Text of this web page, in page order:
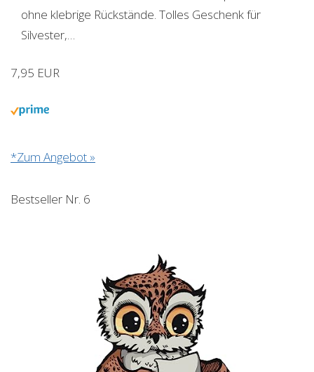
ohne klebrige Rückstände. Tolles Geschenk für
Silvester,…
7,95 EUR
*Zum Angebot »
Bestseller Nr. 6